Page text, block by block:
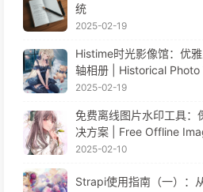
统
2025-02-19
Histime时光影像馆：优
轴相册 | Historical Photo
2025-02-19
免费离线图片水印工具：
决方案 | Free Offline
2025-02-10
Strapi使用指南（一）：